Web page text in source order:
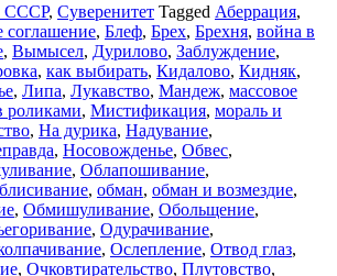
СССР, Суверенитет Tagged Аберрация,
соглашение, Блеф, Брех, Брехня, война в
, Вымысел, Дурилово, Заблуждение,
, как выбирать, Кидалово, Кидняк,
, Липа, Лукавство, Мандеж, массовое
роликами, Мистификация, мораль и
, На дурика, Надувание,
, Носовожденье, Обвес,
, Облапошивание,
, обман, обман и возмездие,
, Обмишуливание, Обольщение,
, Одурачивание,
, Ослепление, Отвод глаз,
, Очковтирательство, Плутовство,